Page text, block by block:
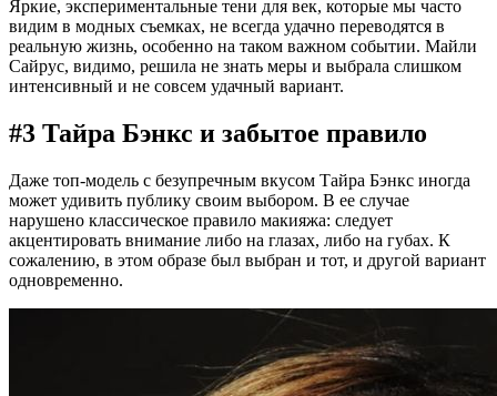
Яркие, экспериментальные тени для век, которые мы часто
видим в модных съемках, не всегда удачно переводятся в
реальную жизнь, особенно на таком важном событии. Майли
Сайрус, видимо, решила не знать меры и выбрала слишком
интенсивный и не совсем удачный вариант.
#3 Тайра Бэнкс и забытое правило
Даже топ-модель с безупречным вкусом Тайра Бэнкс иногда
может удивить публику своим выбором. В ее случае
нарушено классическое правило макияжа: следует
акцентировать внимание либо на глазах, либо на губах. К
сожалению, в этом образе был выбран и тот, и другой вариант
одновременно.